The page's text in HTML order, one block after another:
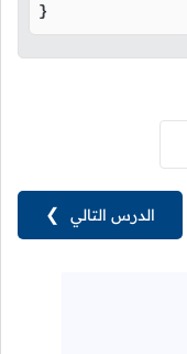
}
الدرس التالي ❯